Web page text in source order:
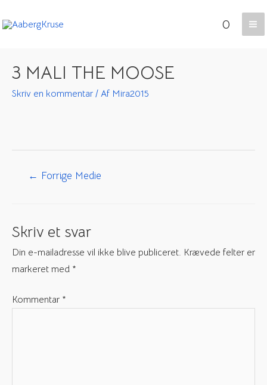
til
0
3 MALI THE MOOSE
Skriv en kommentar / Af Mira2015
Indlægsnavigation
← Forrige Medie
Skriv et svar
Din e-mailadresse vil ikke blive publiceret. Krævede felter er
markeret med *
Kommentar *